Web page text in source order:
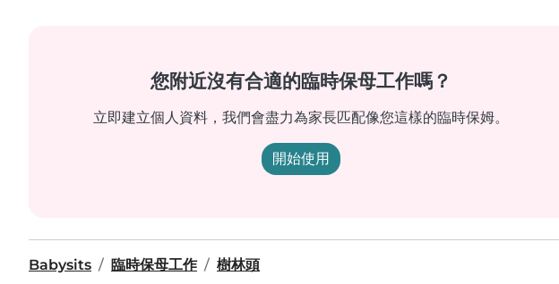
您附近沒有合適的臨時保母工作嗎？
立即建立個人資料，我們會盡力為家長匹配像您這樣的臨時保姆。
開始使用
Babysits 臨時保母工作 樹林頭